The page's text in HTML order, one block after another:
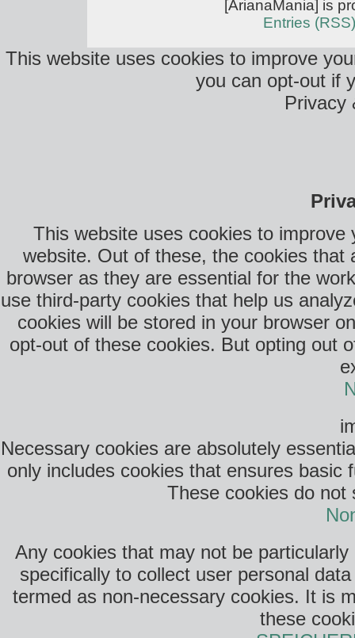
[ArianaMania] is
Entries (RSS)
This website uses cookies to improve
you can opt-out if
Privacy
This website uses cookies to
website. Out of these, the cookies that
browser as they are essential for the
use third-party cookies that help us
cookies will be stored in your browser
opt-out of these cookies. But opting out
Necessary cookies are absolutely
only includes cookies that ensures
These cookies do not
Any cookies that may not be
specifically to collect user personal
termed as non-necessary cookies. It is
these